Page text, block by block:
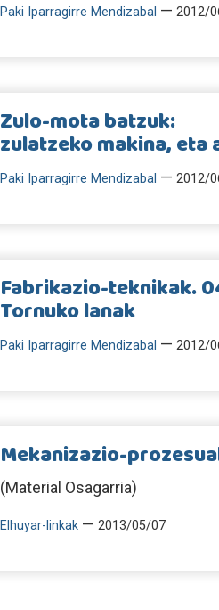
Paki Iparragirre Mendizabal — 2012/
Zulo-mota batzuk:
zulatzeko makina, eta
Paki Iparragirre Mendizabal — 2012/
Fabrikazio-teknikak.
Tornuko lanak
Paki Iparragirre Mendizabal — 2012/
Mekanizazio-
(Material Osagarria)
Elhuyar-linkak — 2013/05/07